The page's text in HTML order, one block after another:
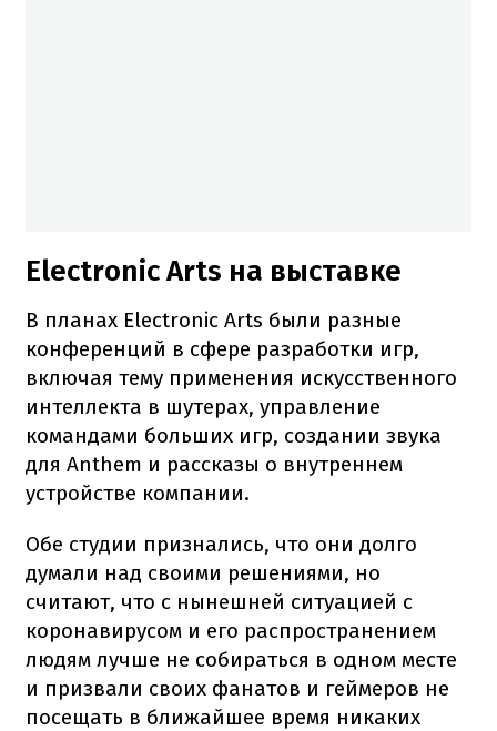
Electronic Arts на выставке
В планах Electronic Arts были разные
конференций в сфере разработки игр,
включая тему применения искусственного
интеллекта в шутерах, управление
командами больших игр, создании звука
для Anthem и рассказы о внутреннем
устройстве компании.
Обе студии признались, что они долго
думали над своими решениями, но
считают, что с нынешней ситуацией с
коронавирусом и его распространением
людям лучше не собираться в одном месте
и призвали своих фанатов и геймеров не
посещать в ближайшее время никаких